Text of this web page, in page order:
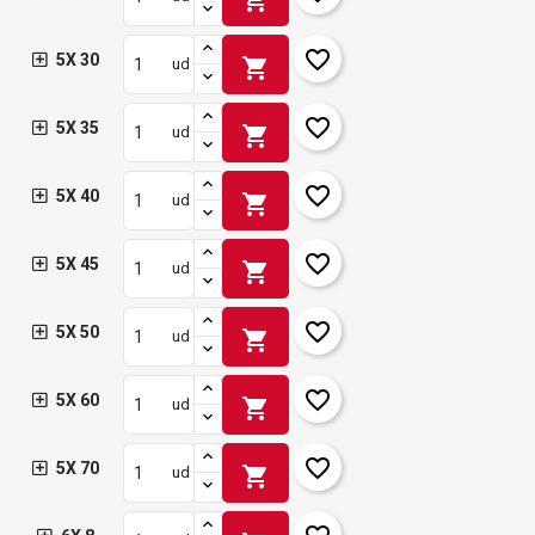
5X 30 ud shopping_cart favorite_border
5X 35 ud shopping_cart favorite_border
5X 40 ud shopping_cart favorite_border
5X 45 ud shopping_cart favorite_border
5X 50 ud shopping_cart favorite_border
5X 60 ud shopping_cart favorite_border
5X 70 ud shopping_cart favorite_border